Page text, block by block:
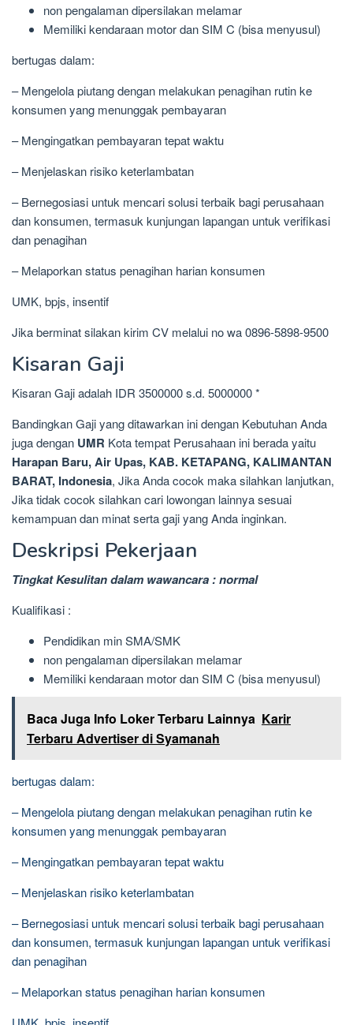
non pengalaman dipersilakan melamar
Memiliki kendaraan motor dan SIM C (bisa menyusul)
bertugas dalam:
– Mengelola piutang dengan melakukan penagihan rutin ke
konsumen yang menunggak pembayaran
– Mengingatkan pembayaran tepat waktu
– Menjelaskan risiko keterlambatan
– Bernegosiasi untuk mencari solusi terbaik bagi perusahaan
dan konsumen, termasuk kunjungan lapangan untuk verifikasi
dan penagihan
– Melaporkan status penagihan harian konsumen
UMK, bpjs, insentif
Jika berminat silakan kirim CV melalui no wa 0896-5898-9500
Kisaran Gaji
Kisaran Gaji adalah IDR 3500000 s.d. 5000000 *
Bandingkan Gaji yang ditawarkan ini dengan Kebutuhan Anda
juga dengan UMR Kota tempat Perusahaan ini berada yaitu
Harapan Baru, Air Upas, KAB. KETAPANG, KALIMANTAN
BARAT, Indonesia, Jika Anda cocok maka silahkan lanjutkan,
Jika tidak cocok silahkan cari lowongan lainnya sesuai
kemampuan dan minat serta gaji yang Anda inginkan.
Deskripsi Pekerjaan
Tingkat Kesulitan dalam wawancara : normal
Kualifikasi :
Pendidikan min SMA/SMK
non pengalaman dipersilakan melamar
Memiliki kendaraan motor dan SIM C (bisa menyusul)
Baca Juga Info Loker Terbaru Lainnya Karir
Terbaru Advertiser di Syamanah
bertugas dalam:
– Mengelola piutang dengan melakukan penagihan rutin ke
konsumen yang menunggak pembayaran
– Mengingatkan pembayaran tepat waktu
– Menjelaskan risiko keterlambatan
– Bernegosiasi untuk mencari solusi terbaik bagi perusahaan
dan konsumen, termasuk kunjungan lapangan untuk verifikasi
dan penagihan
– Melaporkan status penagihan harian konsumen